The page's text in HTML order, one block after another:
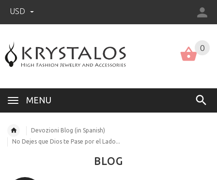
USD
MENU
0
Devozioni Blog (in Spanish)
No Dejes que Dios te Pase por el Lado...
BLOG